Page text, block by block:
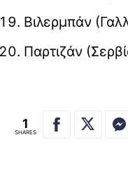
Βιλερμπάν
Παρτιζάν
1
SHARES